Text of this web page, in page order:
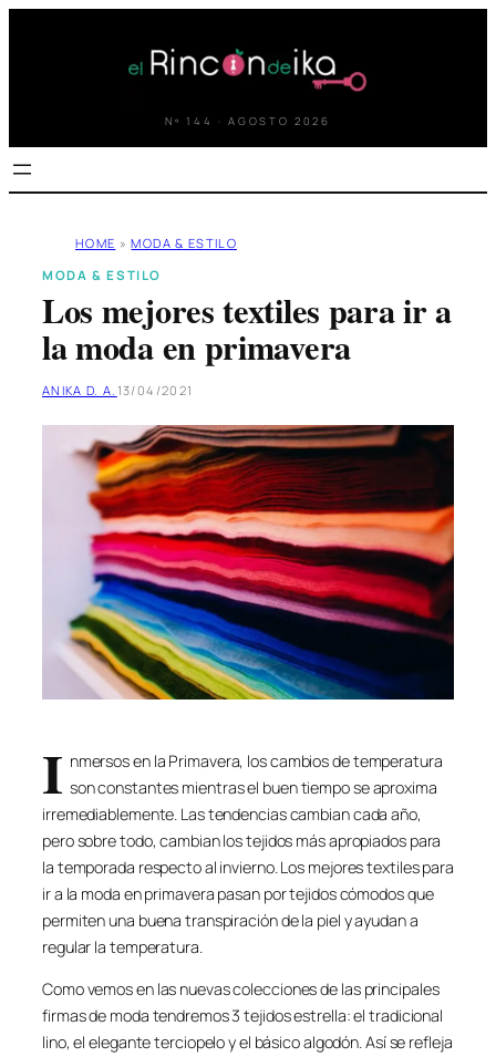
Nº 144 · AGOSTO 2026
HOME » MODA & ESTILO
MODA & ESTILO
Los mejores textiles para ir a
la moda en primavera
ANIKA D. A. 13/04/2021
I nmersos en la Primavera, los cambios de temperatura
son constantes mientras el buen tiempo se aproxima
irremediablemente. Las tendencias cambian cada año,
pero sobre todo, cambian los tejidos más apropiados para
la temporada respecto al invierno. Los mejores textiles para
ir a la moda en primavera pasan por tejidos cómodos que
permiten una buena transpiración de la piel y ayudan a
regular la temperatura.
Como vemos en las nuevas colecciones de las principales
firmas de moda tendremos 3 tejidos estrella: el tradicional
lino, el elegante terciopelo y el básico algodón. Así se refleja